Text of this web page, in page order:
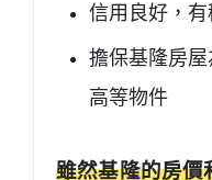
信用良好，
擔保基隆房
高等物件
雖然基隆的房價